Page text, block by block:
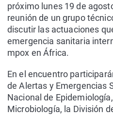
próximo lunes 19 de
reunión de un grupo
discutir las actuaciones
emergencia sanitaria
mpox en África.
En el encuentro
de Alertas y Emergencias
Nacional de
Microbiología, la División